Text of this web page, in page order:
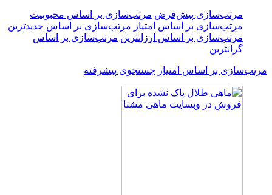
مرتب‌سازی پیش‌فرض مرتب‌سازی بر اساس محبوبیت
مرتب‌سازی بر اساس امتیاز مرتب‌سازی بر اساس جدیدترین
مرتب‌سازی بر اساس ارزانترین مرتب‌سازی بر اساس
گرانترین
مرتب‌سازی بر اساس امتیاز جستجوی پیشرفته